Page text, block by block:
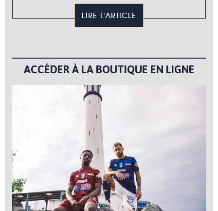
LIRE L'ARTICLE
ACCÉDER À LA BOUTIQUE EN LIGNE